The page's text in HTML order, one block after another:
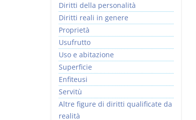
Diritti della personalità
Diritti reali in genere
Proprietà
Usufrutto
Uso e abitazione
Superficie
Enfiteusi
Servitù
Altre figure di diritti qualificate da
realità